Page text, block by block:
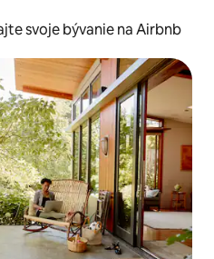
svoje bývanie na Airbnb